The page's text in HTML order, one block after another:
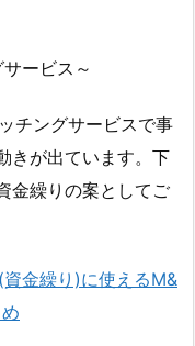
ービス～
チングサービスで事
きが出ています。下
金繰りの案としてご
金繰り)に使えるM&